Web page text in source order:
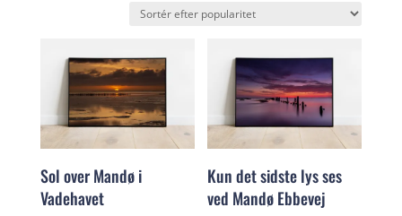
popularitet
Sol over Mandø i
Vadehavet
Kun det sidste lys ses
ved Mandø Ebbevej